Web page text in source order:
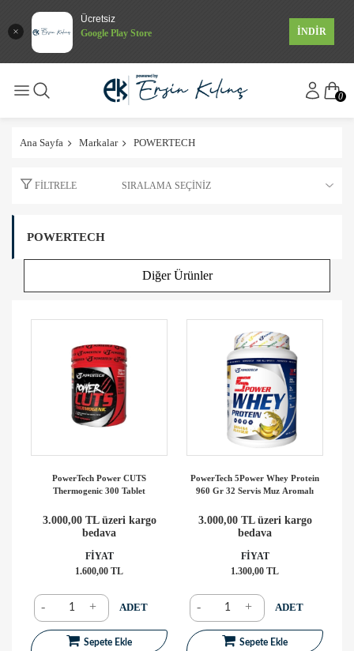
Ücretsiz
Google Play Store
İNDİR
0
Ana Sayfa Markalar POWERTECH
FILTRELE
POWERTECH
Diğer Ürünler
PowerTech Power CUTS
Thermogenic 300 Tablet
3.000,00 TL üzeri kargo
bedava
FİYAT
1.600,00 TL
- + ADET
Sepete Ekle
PowerTech 5Power Whey Protein
960 Gr 32 Servis Muz Aromalı
3.000,00 TL üzeri kargo
bedava
FİYAT
1.300,00 TL
- + ADET
Sepete Ekle